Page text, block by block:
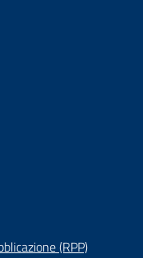
(RPP)